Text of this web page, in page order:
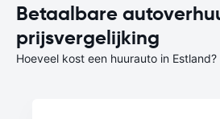
Betaalbare
prijsvergelijking
Hoeveel kost een huurauto in Estland?